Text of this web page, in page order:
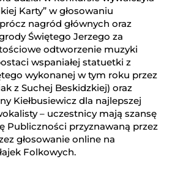
Karty” w głosowaniu
nagród głównych oraz
Świętego Jerzego za
odtworzenie muzyki
wspaniałej statuetki z
wykonanej w tym roku przez
z Suchej Beskidzkiej) oraz
Kiełbusiewicz dla najlepszej
– uczestnicy mają szansę
Publiczności przyznawaną przez
głosowanie online na
Folkowych.